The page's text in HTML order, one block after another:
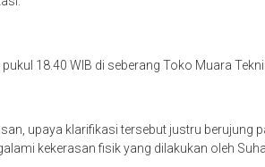
18.40 WIB di seberang Toko Muara
upaya klarifikasi tersebut justru berujung
kekerasan fisik yang dilakukan oleh